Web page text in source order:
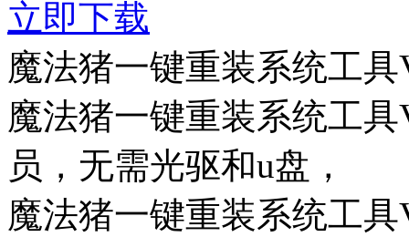
立即下载
魔法猪一键重装系统工
魔法猪一键重装系统工
员，无需光驱和u盘，
魔法猪一键重装系统工